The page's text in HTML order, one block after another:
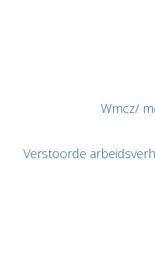
Wmcz/
Verstoorde